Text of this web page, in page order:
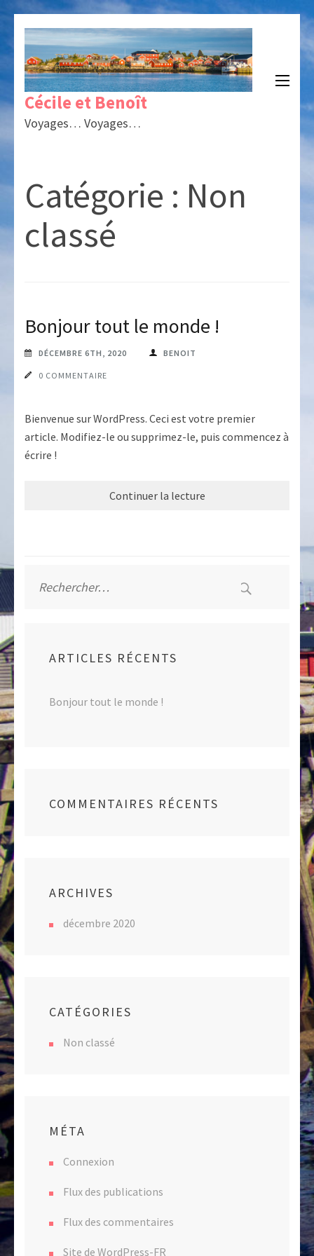
contenu
(Pressez
Entrée)
Cécile et Benoît
Voyages… Voyages…
Catégorie : Non
classé
Bonjour tout le monde !
DÉCEMBRE 6TH, 2020 BENOIT
0 COMMENTAIRE
Bienvenue sur WordPress. Ceci est votre premier
article. Modifiez-le ou supprimez-le, puis commencez à
écrire !
Continuer la lecture
ARTICLES RÉCENTS
Bonjour tout le monde !
COMMENTAIRES RÉCENTS
ARCHIVES
décembre 2020
CATÉGORIES
Non classé
MÉTA
Connexion
Flux des publications
Flux des commentaires
Site de WordPress-FR